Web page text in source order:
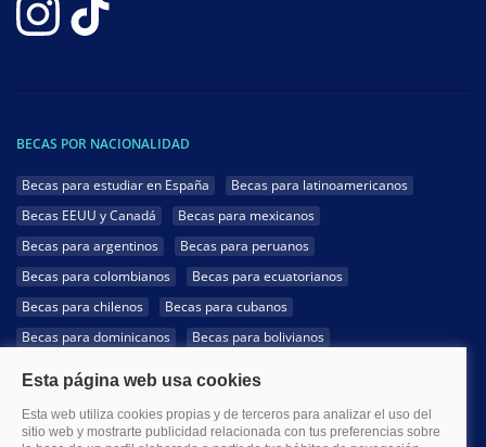
BECAS POR NACIONALIDAD
Becas para estudiar en España
Becas para latinoamericanos
Becas EEUU y Canadá
Becas para mexicanos
Becas para argentinos
Becas para peruanos
Becas para colombianos
Becas para ecuatorianos
Becas para chilenos
Becas para cubanos
Becas para dominicanos
Becas para bolivianos
Becas para hondureños
Becas para paraguayos